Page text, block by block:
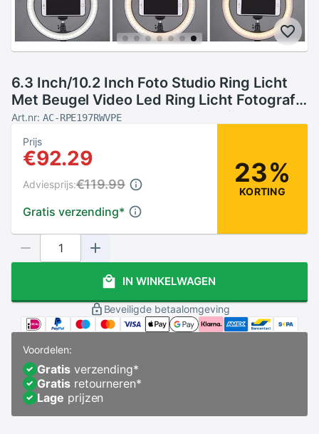
6.3 Inch/10.2 Inch Foto Studio Ring Licht
Met Beugel Video Led Ring Licht Fotografie
Dimbare Ring Licht + statief Selfie
Art.nr: AC-RPE197RWVPE
Prijs
€92.29
Gratis verzending*
Adviesprijs:€119.99 23%
KORTING
IN WINKELWAGEN
Beveiligde betaalomgeving
Voordelen:
Gratisverzending*
Gratisretourneren*
Lage prijzen